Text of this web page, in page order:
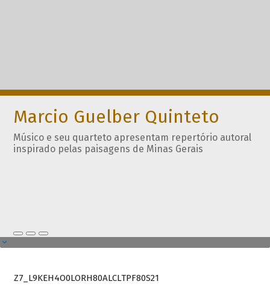
Marcio Guelber Quinteto
Músico e seu quarteto apresentam repertório autoral
inspirado pelas paisagens de Minas Gerais
Z7_L9KEH4O0LORH80ALCLTPF80S21